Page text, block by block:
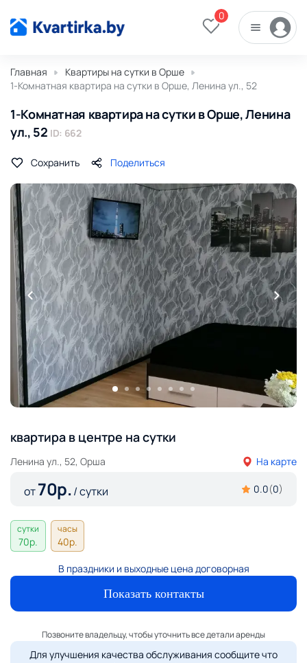
0
Главная
Квартиры на сутки в Орше
1-Комнатная квартира на сутки в Орше, Ленина ул., 52
1-Комнатная квартира на сутки в Орше, Ленина
ул., 52 ID: 662
Сохранить Поделиться
квартира в центре на сутки
Ленина ул., 52, Орша На карте
от70р./ сутки 0.0(0)
сутки
70р.
часы
40р.
В праздники и выходные цена договорная
Показать контакты
Позвоните владельцу, чтобы уточнить все детали аренды
Для улучшения качества обслуживания сообщите что